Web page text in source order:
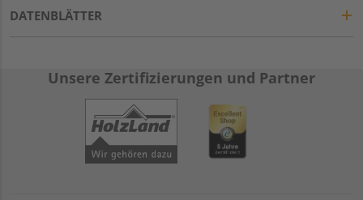
DATENBLÄTTER
Unsere Zertifizierungen und Partner